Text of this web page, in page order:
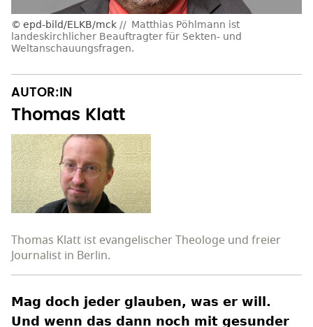
epd-bild/ELKB/mck
Matthias Pöhlmann ist
landeskirchlicher Beauftragter für Sekten- und
Weltanschauungsfragen.
AUTOR:IN
Thomas Klatt
Thomas Klatt ist evangelischer Theologe und freier
Journalist in Berlin.
Mag doch jeder glauben, was er will.
Und wenn das dann noch mit gesunder